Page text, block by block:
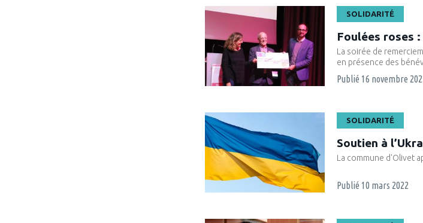
SOLIDARITÉ
Foulées roses
La soirée de
en présence des
Publié 16 novembre
SOLIDARITÉ
Soutien à
La commune d'Olivet
Publié 10 mars 2022